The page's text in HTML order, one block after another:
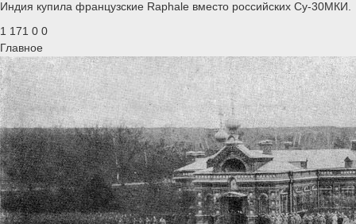
Индия купила французские Raphale вместо российских Су-30МКИ.
1 171 0 0
Главное